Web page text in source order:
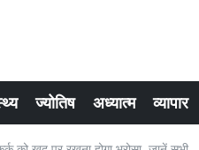
ज्योतिष अध्यात्म व्यापार